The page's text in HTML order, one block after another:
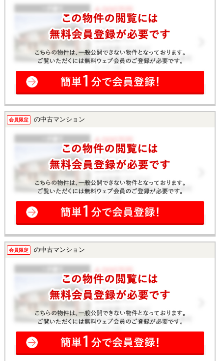
会員限定 の中古マンション
会員限定 の中古マンション